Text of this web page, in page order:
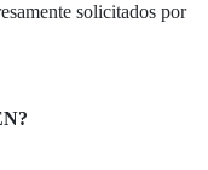
solicitados por